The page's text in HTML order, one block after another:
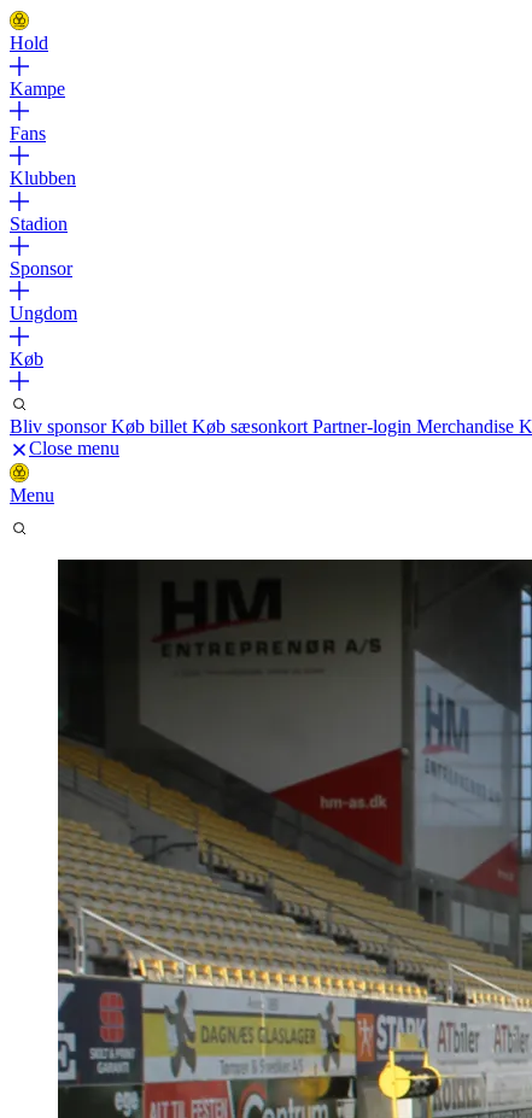
Hold
Kampe
Fans
Klubben
Stadion
Sponsor
Ungdom
Køb
Bliv sponsorKøb billet Køb sæsonkort Partner-login Merchandise
Close menu
Menu